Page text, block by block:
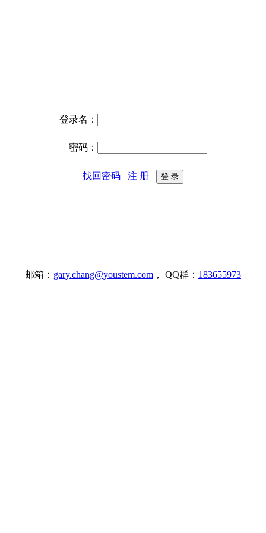
登录名：
密码：
找回密码 注 册
邮箱： gary.chang@youstem.com ， QQ群： 183655973